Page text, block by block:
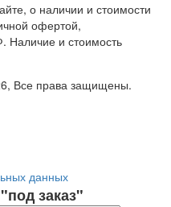
о наличии и стоимости
офертой,
Наличие и стоимость
Все права защищены.
данных
заказ"